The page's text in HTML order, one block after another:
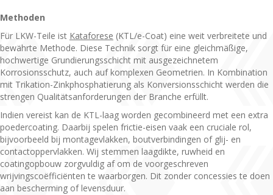
Methoden
Für LKW-Teile ist Kataforese (KTL/e-Coat) eine weit verbreitete und
bewährte Methode. Diese Technik sorgt für eine gleichmäßige,
hochwertige Grundierungsschicht mit ausgezeichnetem
Korrosionsschutz, auch auf komplexen Geometrien. In Kombination
mit Trikation-Zinkphosphatierung als Konversionsschicht werden die
strengen Qualitätsanforderungen der Branche erfüllt.
Indien vereist kan de KTL-laag worden gecombineerd met een extra
poedercoating. Daarbij spelen frictie-eisen vaak een cruciale rol,
bijvoorbeeld bij montagevlakken, boutverbindingen of glij- en
contactoppervlakken. Wij stemmen laagdikte, ruwheid en
coatingopbouw zorgvuldig af om de voorgeschreven
wrijvingscoëfficiënten te waarborgen. Dit zonder concessies te doen
aan bescherming of levensduur.